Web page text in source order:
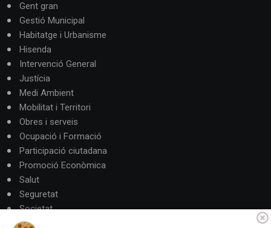
Gent gran
Gestió Municipal
Habitatge i Urbanisme
Hisenda
Intervenció General
Justícia
Medi Ambient
Mobilitat i Territori
Obres i serveis
Ocupació i Formació
Participació ciutadana
Promoció Econòmica
Salut
Seguretat
Societat
Turisme